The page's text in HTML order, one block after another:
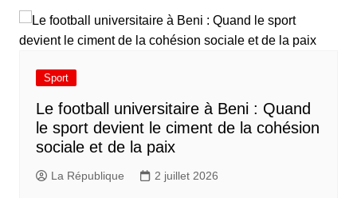
Sport
Le football universitaire à Beni : Quand
le sport devient le ciment de la cohésion
sociale et de la paix
La République 2 juillet 2026